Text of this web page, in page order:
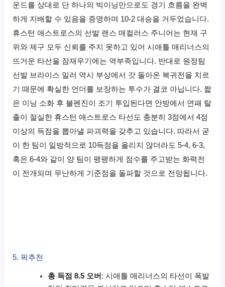
운드를 상대로 단 하나의 빅이닝만으로도 경기 흐름을 완벽
하게 지배할 수 있음을 증명하며 10-2 대승을 거두었습니다.
휴스턴 애스트로스의 선발 랜스 매컬러스 주니어는 현재 구
위와 제구 모두 신뢰를 주지 못하고 있어 시애틀 매리너스의
뜨거운 타선을 잠재우기에는 역부족입니다. 반대로 원정팀
선발 브라이스 밀러 역시 부상에서 갓 돌아온 복귀전을 치르
기 때문에 확실한 언더를 보장하는 투수가 결코 아닙니다. 짧
은 이닝 소화 후 불펜진이 조기 투입된다면 안방에서 연패 탈
출이 절실한 휴스턴 애스트로스 타선도 충분히 3점에서 4점
이상의 득점을 뽑아낼 파괴력을 갖추고 있습니다. 따라서 굳
이 한 팀이 일방적으로 10득점을 올리지 않더라도 5-4, 6-3,
혹은 6-4와 같이 양 팀이 팽팽하게 점수를 주고받는 화력전
이 전개되며 무난하게 기준점을 돌파할 것으로 전망됩니다.
5. 픽추천
총 득점 8.5 오버 : 시애틀 매리너스의 타선이 폭발